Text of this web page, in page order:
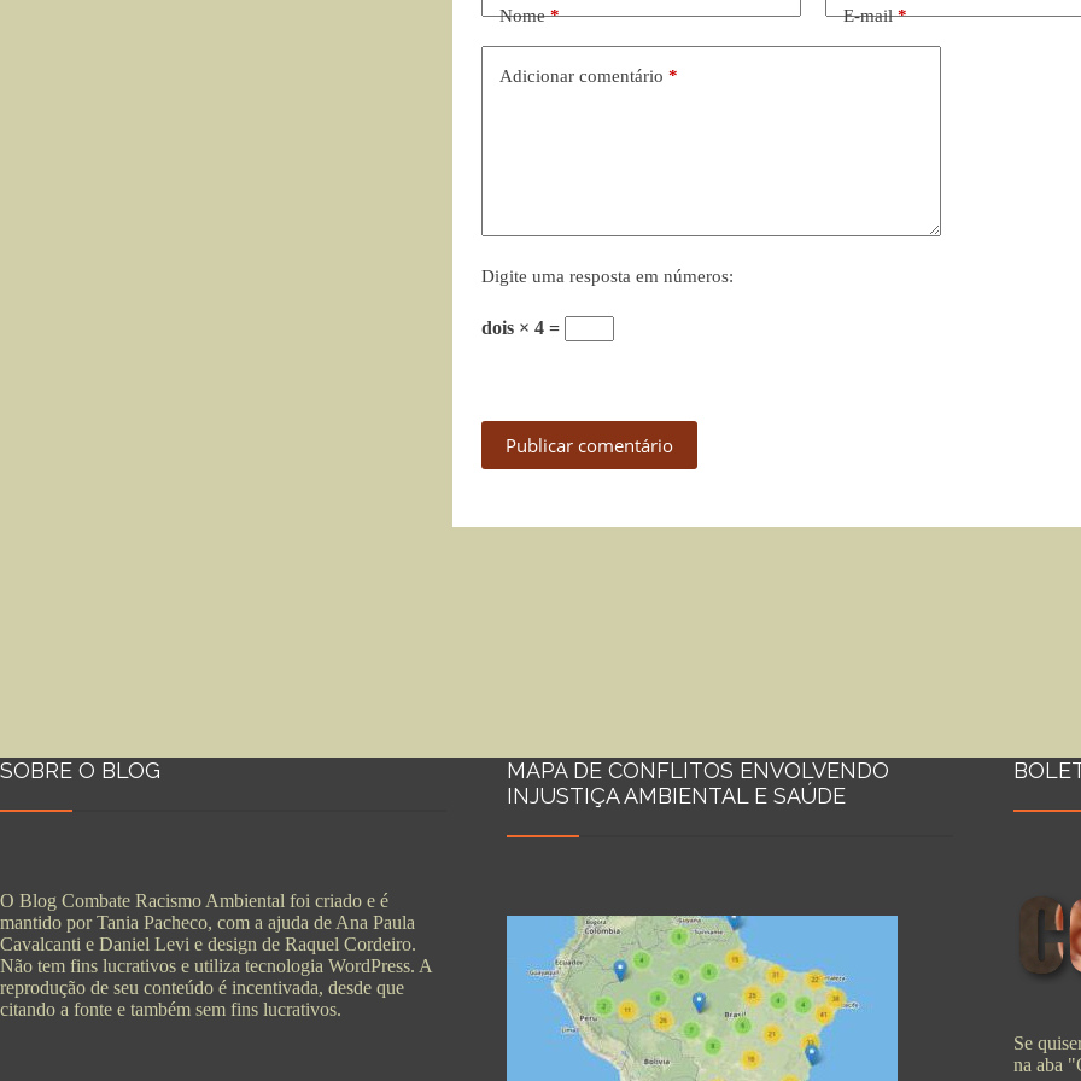
Nome* E-mail*
Adicionar comentário *
Digite uma resposta em números:
dois × 4 =
Publicar comentário
SOBRE O BLOG
O Blog Combate Racismo Ambiental foi criado e é
mantido por Tania Pacheco, com a ajuda de Ana Paula
Cavalcanti e Daniel Levi e design de Raquel Cordeiro.
Não tem fins lucrativos e utiliza tecnologia WordPress. A
reprodução de seu conteúdo é incentivada, desde que
citando a fonte e também sem fins lucrativos.
MAPA DE CONFLITOS ENVOLVENDO
INJUSTIÇA AMBIENTAL E SAÚDE
Se
na aba